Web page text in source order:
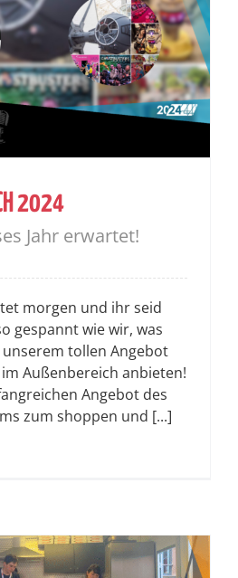
2024
Jahr erwartet!
morgen und ihr seid
gespannt wie wir, was
tollen Angebot
Außenbereich anbieten!
Angebot des
zum shoppen und [...]